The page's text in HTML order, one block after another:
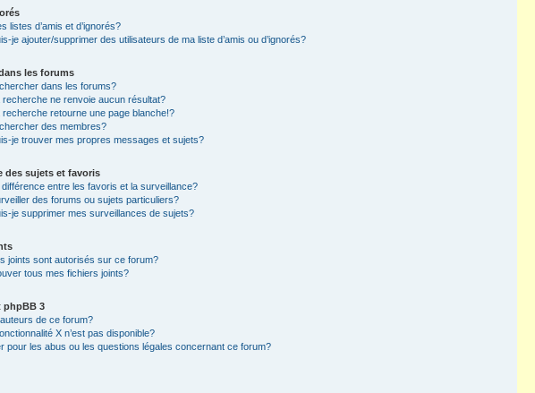
listes d’amis et d’ignorés?
je ajouter/supprimer des utilisateurs de ma liste d’amis ou d’ignorés?
les forums
dans les forums?
recherche ne renvoie aucun résultat?
recherche retourne une page blanche!?
des membres?
je trouver mes propres messages et sujets?
des sujets et favoris
entre les favoris et la surveillance?
des forums ou sujets particuliers?
je supprimer mes surveillances de sujets?
joints sont autorisés sur ce forum?
tous mes fichiers joints?
phpBB 3
de ce forum?
X n’est pas disponible?
pour les abus ou les questions légales concernant ce forum?